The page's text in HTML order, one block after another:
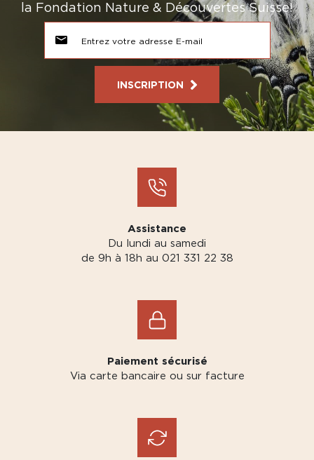
la Fondation Nature & Découvertes Suisse!
INSCRIPTION
Assistance
Du lundi au samedi
de 9h à 18h au 021 331 22 38
Paiement sécurisé
Via carte bancaire ou sur facture